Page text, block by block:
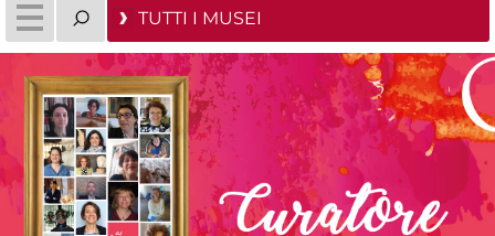
TUTTI I MUSEI